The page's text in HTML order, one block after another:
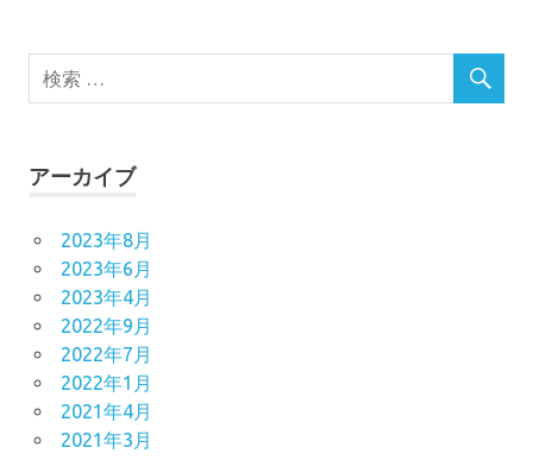
アーカイブ
2023年8月
2023年6月
2023年4月
2022年9月
2022年7月
2022年1月
2021年4月
2021年3月